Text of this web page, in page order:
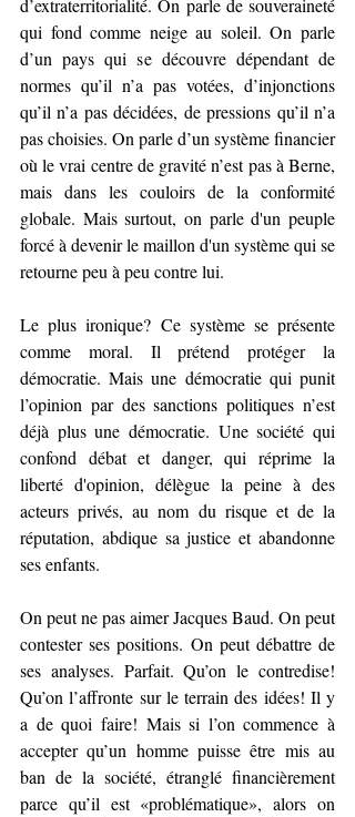
d’extraterritorialité. On parle de souveraineté
qui fond comme neige au soleil. On parle
d’un pays qui se découvre dépendant de
normes qu’il n’a pas votées, d’injonctions
qu’il n’a pas décidées, de pressions qu’il n’a
pas choisies. On parle d’un système financier
où le vrai centre de gravité n’est pas à Berne,
mais dans les couloirs de la conformité
globale. Mais surtout, on parle d'un peuple
forcé à devenir le maillon d'un système qui se
retourne peu à peu contre lui.
Le plus ironique? Ce système se présente
comme moral. Il prétend protéger la
démocratie. Mais une démocratie qui punit
l’opinion par des sanctions politiques n’est
déjà plus une démocratie. Une société qui
confond débat et danger, qui réprime la
liberté d'opinion, délègue la peine à des
acteurs privés, au nom du risque et de la
réputation, abdique sa justice et abandonne
ses enfants.
On peut ne pas aimer Jacques Baud. On peut
contester ses positions. On peut débattre de
ses analyses. Parfait. Qu’on le contredise!
Qu’on l’affronte sur le terrain des idées! Il y
a de quoi faire! Mais si l’on commence à
accepter qu’un homme puisse être mis au
ban de la société, étranglé financièrement
parce qu’il est «problématique», alors on